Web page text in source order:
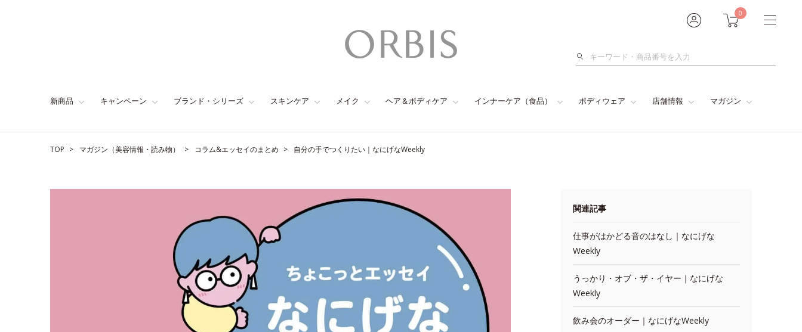
0
検
新商品 キャンペーン ブランド・シリーズ スキンケア メイク ヘア＆ボディケア インナーケア（食品） ボディウェア 店舗情報 マガジン
TOP マガジン（美容情報・読み物） コラム&エッセイのまとめ 自分の手でつくりたい｜なにげなWeekly
関連記事
仕事がはかどる音のはなし｜なにげな
Weekly
うっかり・オブ・ザ・イヤー｜なにげな
Weekly
飲み会のオーダー｜なにげなWeekly